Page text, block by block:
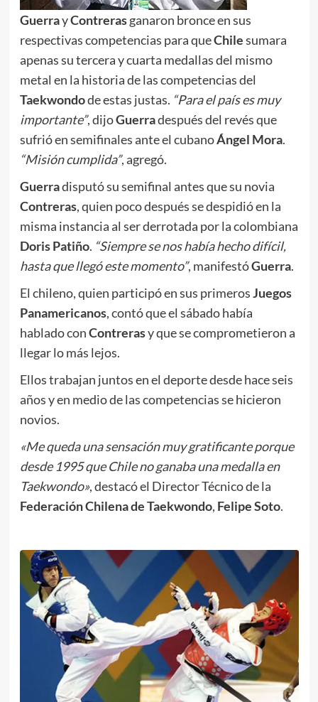
GuerrayContrerasganaron bronce en sus
respectivas competencias para queChilesumara
apenas su tercera y cuarta medallas del mismo
metal en la historia de las competencias del
Taekwondode estas justas. “Para el país es muy
importante”, dijoGuerradespués del revés que
sufrió en semifinales ante el cubanoÁngel Mora.
“Misión cumplida”, agregó.
Guerradisputó su semifinal antes que su novia
Contreras, quien poco después se despidió en la
misma instancia al ser derrotada por la colombiana
Doris Patiño. “Siempre se nos había hecho difícil,
hasta que llegó este momento”, manifestóGuerra.
El chileno, quien participó en sus primerosJuegos
Panamericanos, contó que el sábado había
hablado conContrerasy que se comprometieron a
llegar lo más lejos.
Ellos trabajan juntos en el deporte desde hace seis
años y en medio de las competencias se hicieron
novios.
«Me queda una sensación muy gratificante porque
desde 1995 que Chile no ganaba una medalla en
Taekwondo», destacó el Director Técnico de la
Federación Chilena de Taekwondo, Felipe Soto.